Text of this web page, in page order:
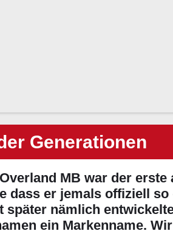
Generationen
MB war der erste
dass er jemals offiziell so
später nämlich
ein Markenname.